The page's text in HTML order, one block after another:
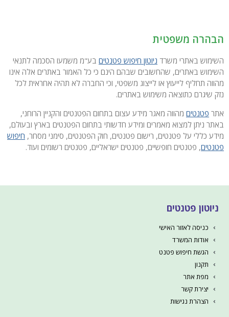
הבהרה משפטית
השימוש באתרי משרד ניוטון חיפוש פטנטים בע"מ משמעו הסכמה לתנאי
השימוש באתרים, שהחשובים שבהם הינם כי כל האמור באתרים אלה אינו
מהווה תחליף לייעוץ או לייצוג משפטי, וכי החברה לא תהיה אחראית לכל
נזק שיגרם כתוצאה משימוש באתרים.
אתר פטנטים מהווה מאגר מידע עצום בתחום הפטנטים והקניין הרוחני,
באתר ניתן למצוא מאמרים ומידע חדשותי בתחום הפטנטים בארץ ובעולם,
מידע כללי על פטנטים, רישום פטנטים, חוק הפטנטים, סימני מסחר, חיפוש
פטנטים, פטנטים חופשיים, פטנטים ישראליים, פטנטים רשומים ועוד.
ניוטון פטנטים
כניסה לאזור האישי
אודות המשרד
הגשת חיפוש פטנט
תקנון
מפת אתר
יצירת קשר
הצהרת נגישות